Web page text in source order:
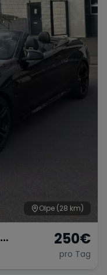
Olpe (28 km)
250€
pro Tag